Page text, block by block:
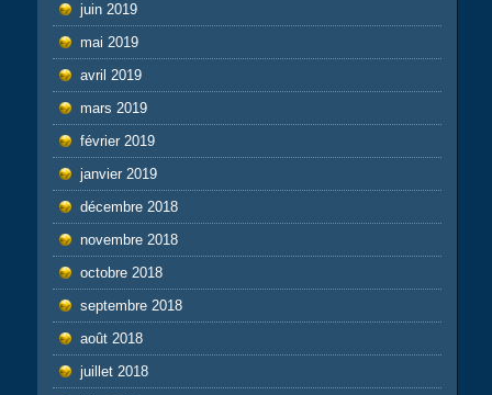
juin 2019
mai 2019
avril 2019
mars 2019
février 2019
janvier 2019
décembre 2018
novembre 2018
octobre 2018
septembre 2018
août 2018
juillet 2018